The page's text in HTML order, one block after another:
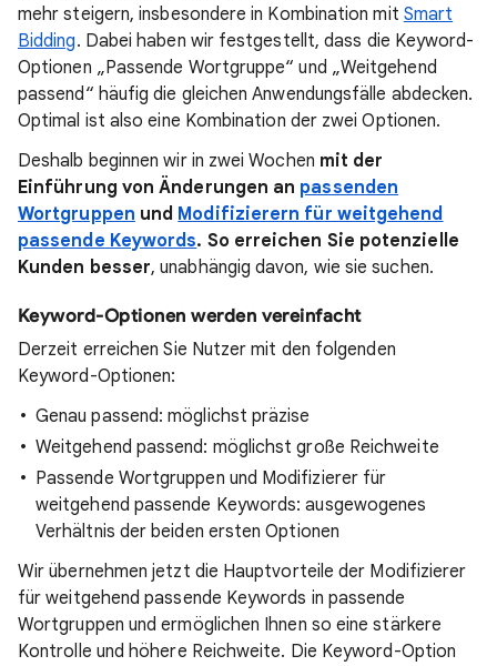
mehr steigern, insbesondere in Kombination mit Smart
Bidding. Dabei haben wir festgestellt, dass die Keyword-
Optionen „Passende Wortgruppe“ und „Weitgehend
passend“ häufig die gleichen Anwendungsfälle abdecken.
Optimal ist also eine Kombination der zwei Optionen.
Deshalb beginnen wir in zwei Wochen mit der
Einführung von Änderungen an passenden
Wortgruppen und Modifizierern für weitgehend
passende Keywords. So erreichen Sie potenzielle
Kunden besser, unabhängig davon, wie sie suchen.
Keyword-Optionen werden vereinfacht
Derzeit erreichen Sie Nutzer mit den folgenden
Keyword-Optionen:
Genau passend: möglichst präzise
Weitgehend passend: möglichst große Reichweite
Passende Wortgruppen und Modifizierer für
weitgehend passende Keywords: ausgewogenes
Verhältnis der beiden ersten Optionen
Wir übernehmen jetzt die Hauptvorteile der Modifizierer
für weitgehend passende Keywords in passende
Wortgruppen und ermöglichen Ihnen so eine stärkere
Kontrolle und höhere Reichweite. Die Keyword-Option